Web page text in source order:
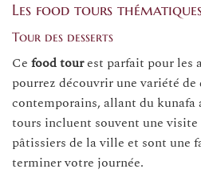
Les food tours
Tour des desserts
Ce food tourest parfait pour les
pourrez découvrir une variété
contemporains, allant du kunafa
tours incluent souvent une
pâtissiers de la ville et sont une
terminer votre journée.